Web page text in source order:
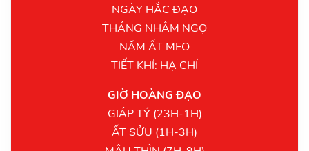
NGÀY HẮC ĐẠO
THÁNG NHÂM NGỌ
NĂM ẤT MẸO
TIẾT KHÍ: HẠ CHÍ
GIỜ HOÀNG ĐẠO
GIÁP TÝ (23H-1H)
ẤT SỬU (1H-3H)